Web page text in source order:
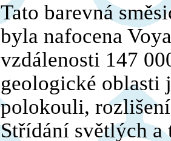
Tato barevná
byla nafocena
vzdálenosti 147
geologické oblasti
polokouli,
Střídání světlých